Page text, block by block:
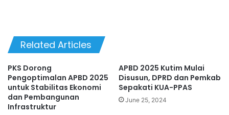
Related Articles
PKS Dorong
Pengoptimalan APBD 2025
untuk Stabilitas Ekonomi
dan Pembangunan
Infrastruktur
APBD 2025 Kutim Mulai
Disusun, DPRD dan Pemkab
Sepakati KUA-PPAS
June 25, 2024